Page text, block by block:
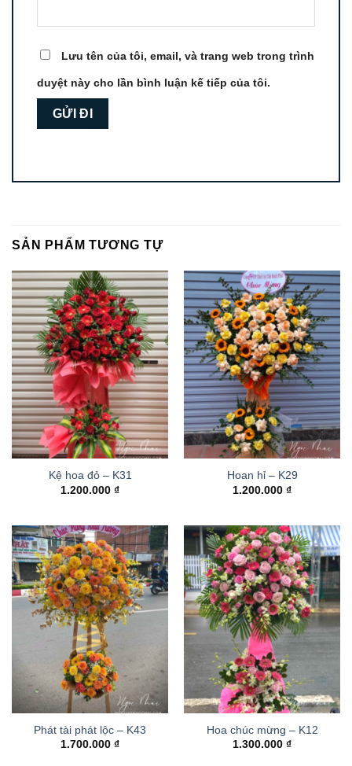
Lưu tên của tôi, email, và trang web trong trình
duyệt này cho lần bình luận kế tiếp của tôi.
SẢN PHẨM TƯƠNG TỰ
Kệ hoa đỏ – K31
1.200.000 ₫
Hoan hỉ – K29
1.200.000 ₫
Phát tài phát lộc – K43
1.700.000 ₫
Hoa chúc mừng – K12
1.300.000 ₫